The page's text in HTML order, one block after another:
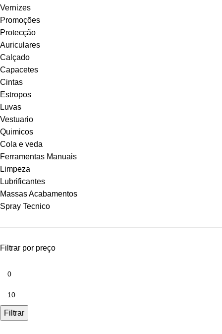
Vernizes
Promoções
Protecção
Auriculares
Calçado
Capacetes
Cintas
Estropos
Luvas
Vestuario
Quimicos
Cola e veda
Ferramentas Manuais
Limpeza
Lubrificantes
Massas Acabamentos
Spray Tecnico
Filtrar por preço
Filtrar